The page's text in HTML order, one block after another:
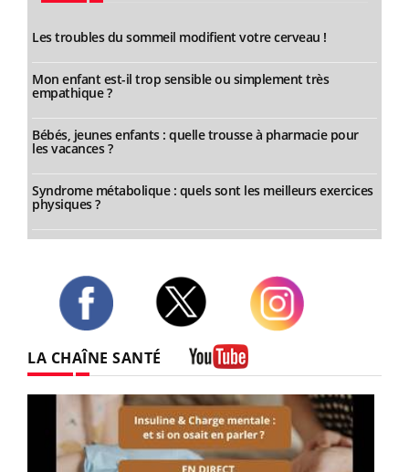
Les troubles du sommeil modifient votre cerveau !
Mon enfant est-il trop sensible ou simplement très
empathique ?
Bébés, jeunes enfants : quelle trousse à pharmacie pour
les vacances ?
Syndrome métabolique : quels sont les meilleurs exercices
physiques ?
LA CHAÎNE SANTÉ